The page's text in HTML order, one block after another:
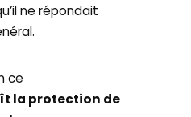
ne répondait
ce
la protection de